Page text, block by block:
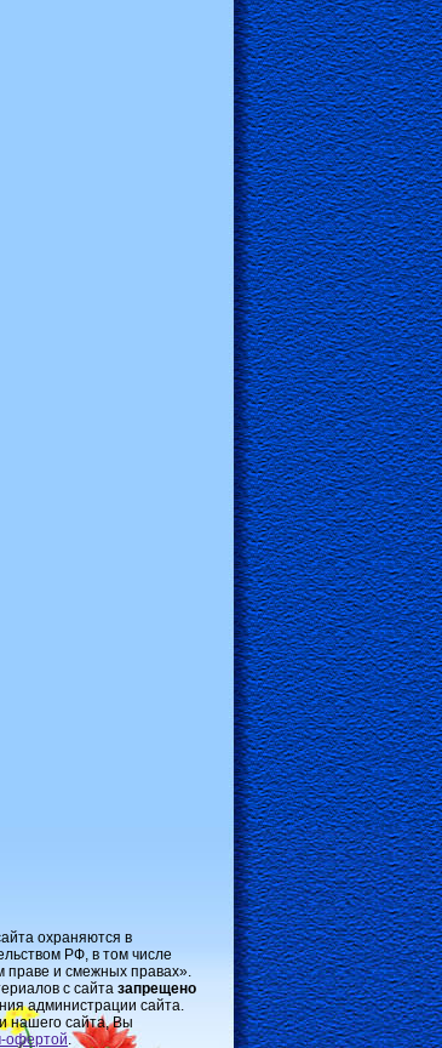
охраняются в
РФ, в том числе
праве и смежных правах».
с сайта запрещено
администрации сайта.
нашего сайта, Вы
oфертой.